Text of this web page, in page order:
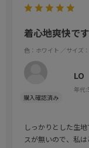
着心地爽快です
色：ホワイト ／サイズ
LO
年代:
しっかりとした生
スが無いので、私は